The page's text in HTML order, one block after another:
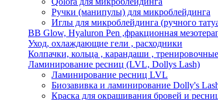
Ручки (манипулы) для микроблейдинга
Иглы для микроблейдинга (ручного
BB Glow, Hyaluron Pen ,фракционная
Уход, охлаждающие гели , расходники
Колпачки, кольца , карандаши ,
Ламинирование ресниц (LVL, Dollys Lash)
Ламинирование ресниц LVL
Биозавивка и ламинирование Dolly's
Краска для окрашивания бровей и